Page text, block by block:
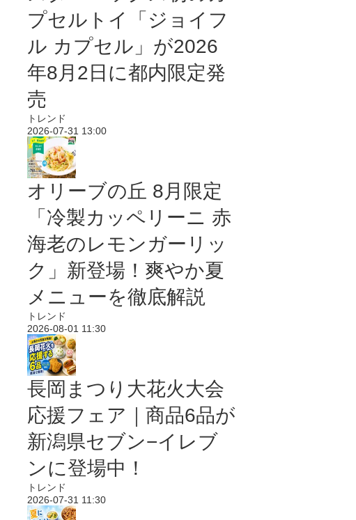
プセルトイ「ジョイフ
ル カプセル」が2026
年8月2日に都内限定発
売
トレンド
2026-07-31 13:00
オリーブの丘 8月限定
「冷製カッペリーニ 赤
海老のレモンガーリッ
ク」新登場！爽やか夏
メニューを徹底解説
トレンド
2026-08-01 11:30
長岡まつり大花火大会
応援フェア｜商品6品が
新潟県セブン−イレブ
ンに登場中！
トレンド
2026-07-31 11:30